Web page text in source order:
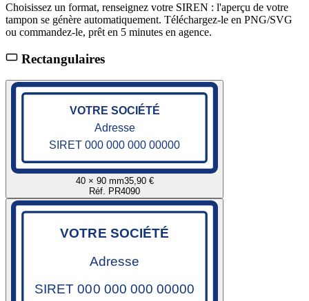
Choisissez un format, renseignez votre SIREN : l'aperçu de votre
tampon se génère automatiquement. Téléchargez-le en PNG/SVG
ou commandez-le, prêt en 5 minutes en agence.
Rectangulaires
VOTRE SOCIÉTÉ
Adresse
SIRET 000 000 000 00000
40 × 90 mm35,90 €
Réf. PR4090
VOTRE SOCIÉTÉ
Adresse
SIRET 000 000 000 00000